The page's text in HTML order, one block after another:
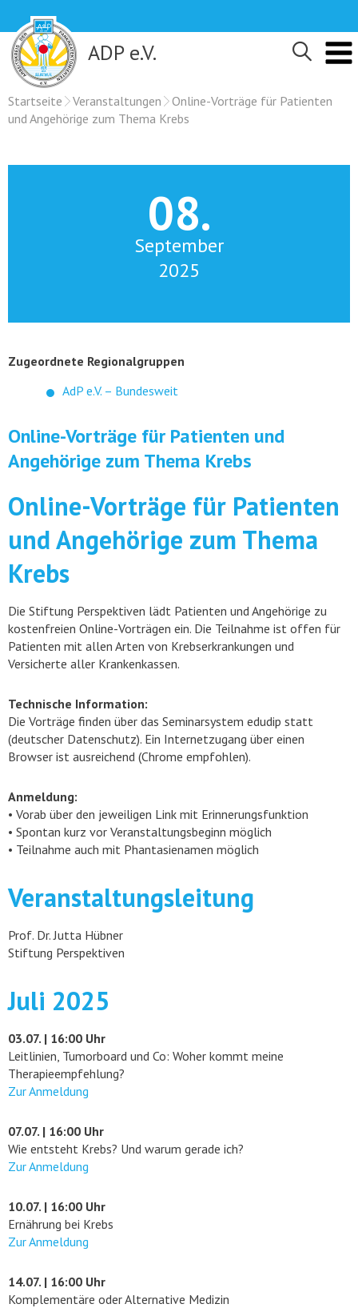
content
ADP e.V.
Startseite Veranstaltungen
Online-Vorträge für Patienten
und Angehörige zum Thema Krebs
08.
September
2025
Zugeordnete Regionalgruppen
AdP e.V. – Bundesweit
Online-Vorträge für Patienten und
Angehörige zum Thema Krebs
Online-Vorträge für Patienten
und Angehörige zum Thema
Krebs
Die Stiftung Perspektiven lädt Patienten und Angehörige zu
kostenfreien Online-Vorträgen ein. Die Teilnahme ist offen für
Patienten mit allen Arten von Krebserkrankungen und
Versicherte aller Krankenkassen.
Technische Information:
Die Vorträge finden über das Seminarsystem edudip statt
(deutscher Datenschutz). Ein Internetzugang über einen
Browser ist ausreichend (Chrome empfohlen).
Anmeldung:
• Vorab über den jeweiligen Link mit Erinnerungsfunktion
• Spontan kurz vor Veranstaltungsbeginn möglich
• Teilnahme auch mit Phantasienamen möglich
Veranstaltungsleitung
Prof. Dr. Jutta Hübner
Stiftung Perspektiven
Juli 2025
03.07. | 16:00 Uhr
Leitlinien, Tumorboard und Co: Woher kommt meine
Therapieempfehlung?
Zur Anmeldung
07.07. | 16:00 Uhr
Wie entsteht Krebs? Und warum gerade ich?
Zur Anmeldung
10.07. | 16:00 Uhr
Ernährung bei Krebs
Zur Anmeldung
14.07. | 16:00 Uhr
Komplementäre oder Alternative Medizin